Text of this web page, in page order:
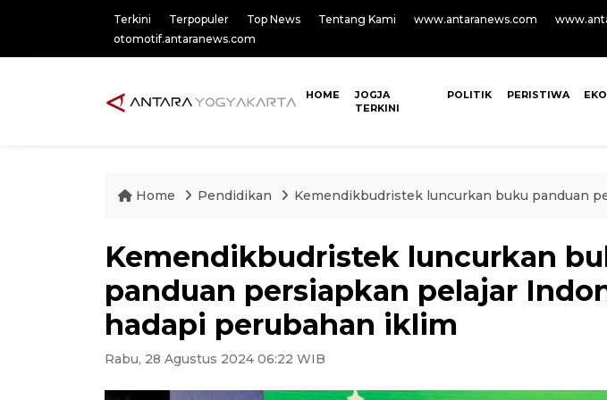
Terkini Terpopuler Top News Tentang Kami www.antaranews.com
otomotif.antaranews.com
HOME
JOGJA
TERKINI
POLITIK PERISTIWA
Home Pendidikan Kemendikbudristek luncurkan buku panduan
Kemendikbudristek luncurkan
panduan persiapkan pelajar
hadapi perubahan iklim
Rabu, 28 Agustus 2024 06:22 WIB